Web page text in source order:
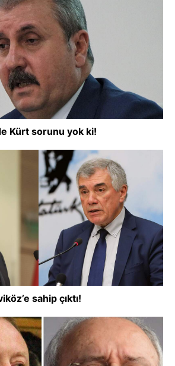
Kürt sorunu yok ki!
sahip çıktı!